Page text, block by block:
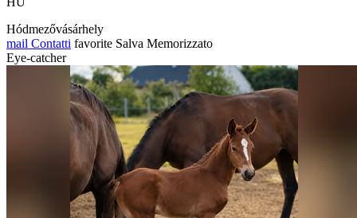
Hódmezővásárhely
mail Contatti favorite Salva Memorizzato
Eye-catcher